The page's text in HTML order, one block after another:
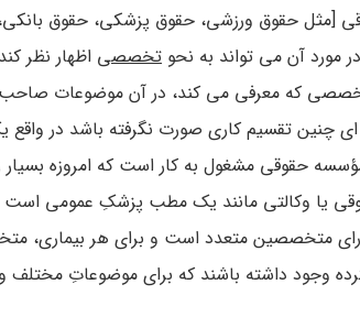
[مثل حقوق ورزشی، حقوق پزشکی، حقوق
مورد آن می ­تواند به نحو تخصصی اظهار نظر
تخصصی که معرفی می­ کند، در آن موضوعات
چنین تقسیم کاری صورت نگرفته باشد در واقع
حقوقی مشغول به کار است که امروزه بسیار
یا وکالتی مانند یک مطب پزشکِ عمومی
متخصصین متعدد است و برای هر بیماری،
وجود داشته باشند که برای موضوعاتِ مختلف و